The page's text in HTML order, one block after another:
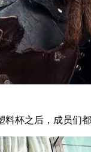
杯之后，成员